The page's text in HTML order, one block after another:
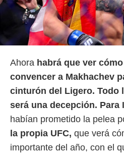
Ahora habrá que ver
convencer a Makhachev
cinturón del Ligero. Todo
será una decepción. Para
habían prometido la pelea
la propia UFC, que verá
importante del año, con el